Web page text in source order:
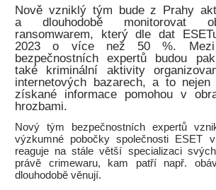
Nově vzniklý tým bude z Prahy
a dlouhodobě monitorovat
ransomwarem, který dle dat
2023 o více než 50 %. Mezi
bezpečnostních expertů budou
také kriminální aktivity
internetových bazarech, a to
získané informace pomohou v
hrozbami.
Nový tým bezpečnostních expertů
výzkumné pobočky společnosti ESET
reaguje na stále větší specializaci
právě crimewaru, kam patří např.
dlouhodobě věnují.